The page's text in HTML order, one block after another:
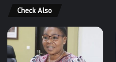
Check Also